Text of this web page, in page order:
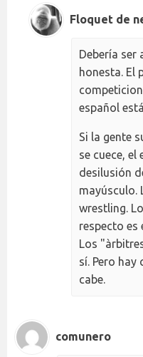
Floquet de
Debería ser
honesta. El
español
Si la gente
se cuece,
desilusión
mayúsculo.
wrestling.
respecto es
Los
sí. Pero hay
cabe.
comunero